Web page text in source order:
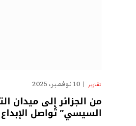
تقارير 10 نوفمبر، 2025
من الجزائر إلى ميدان
السيسي” تُواصل الإبداع